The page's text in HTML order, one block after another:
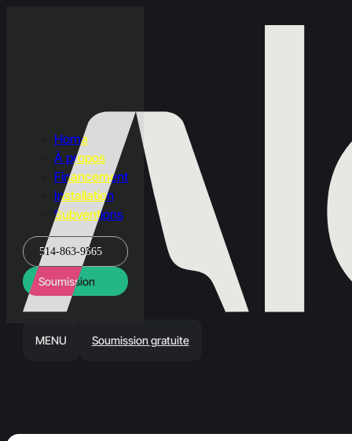
MENU Soumission gratuite
Home
À propos
Financement
Installation
Subventions
514-863-9565
Soumission